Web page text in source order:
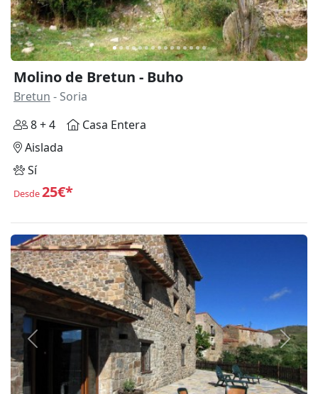
Molino de Bretun - Buho
Bretun - Soria
8 + 4
Casa Entera
Aislada
Sí
Desde25€*
Anterior